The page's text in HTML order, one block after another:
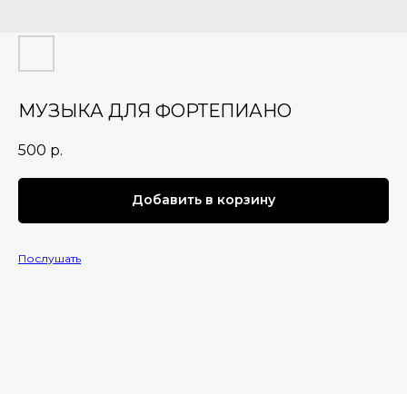
МУЗЫКА ДЛЯ ФОРТЕПИАНО
500 р.
Добавить в корзину
Послушать